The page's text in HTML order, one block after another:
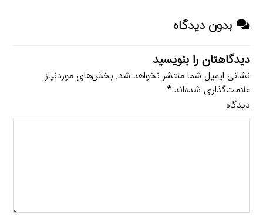
بدون دیدگاه
دیدگاهتان را بنویسید
نشانی ایمیل شما منتشر نخواهد شد. بخش‌های موردنیاز
علامت‌گذاری شده‌اند*
دیدگاه